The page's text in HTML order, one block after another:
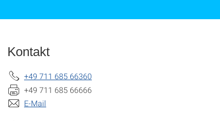
Kontakt
+49 711 685 66360
+49 711 685 66666
E-Mail